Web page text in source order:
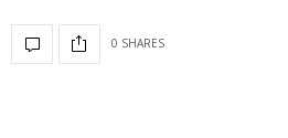
0 SHARES